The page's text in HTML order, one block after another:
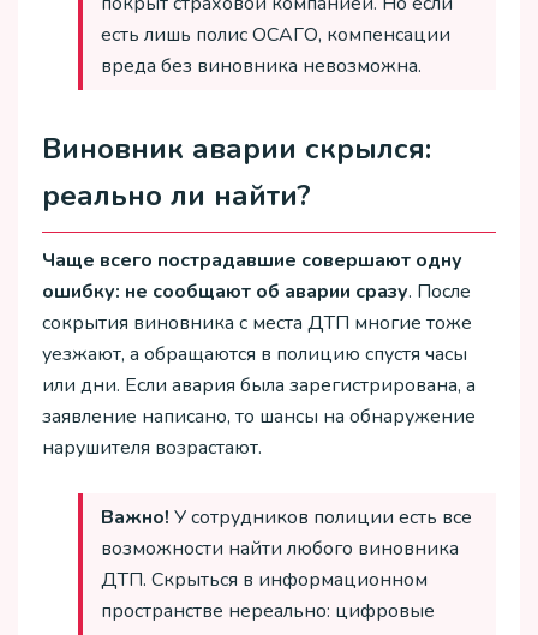
есть лишь полис ОСАГО, компенсации
вреда без виновника невозможна.
Виновник аварии скрылся:
реально ли найти?
Чаще всего пострадавшие совершают одну
ошибку: не сообщают об аварии сразу. После
сокрытия виновника с места ДТП многие тоже
уезжают, а обращаются в полицию спустя часы
или дни. Если авария была зарегистрирована, а
заявление написано, то шансы на обнаружение
нарушителя возрастают.
Важно! У сотрудников полиции есть все
возможности найти любого виновника
ДТП. Скрыться в информационном
пространстве нереально: цифровые